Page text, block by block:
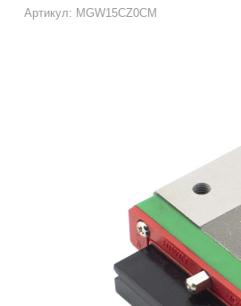
Артикул: MGW15CZ0CM